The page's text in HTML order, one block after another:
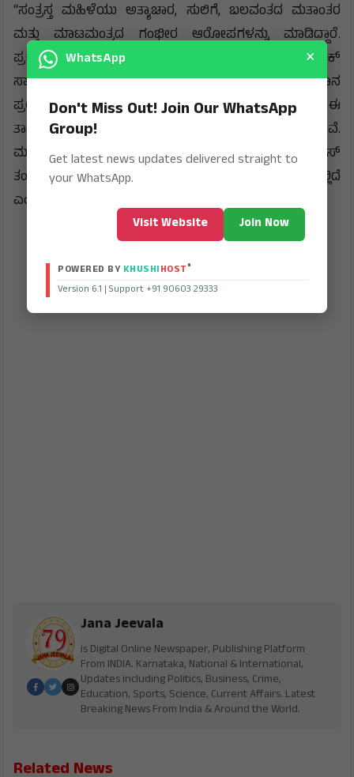
“ಸಂತ್ರಸ್ತ ಮಹಿಳೆಯು ಅತ್ಯಾಚಾರ, ಸುಲಿಗೆ, ಬಲವಂತದ ಮತಾಂತರ
ಮತ್ತು ಮಾಟಮಂತ್ರದ ಗಂಭೀರ ಆರೋಪಗಳನ್ನು ಮಾಡಿದ್ದಾರೆ.
ಪ್ರಕರಣಕ್ಕೆ ಸಂಬಂಧಿಸಿದಂತೆ ವಶಪಡಿಸಿಕೊಳ್ಳಲಾದ ಎಲೆಕ್ಟ್ರಾನಿಕ್
ಸಾಧನಗಳನ್ನು (ಮೊಬೈಲ್, ವಿಡಿಯೋ ಇತ್ಯಾದಿ) ವಿಧಿವಿಜ್ಞಾನ
ಪ್ರಯೋಗಾಲಯದ (Forensic) ವಿಶ್ಲೇಷಣೆಗೆ ಕಳುಹಿಸಲಾಗಿದೆ. ಈ
ತಾಂತ್ರಿಕ ಪುರಾವೆಗಳು ಪ್ರಕರಣದಲ್ಲಿ ಅತ್ಯಂತ ನಿರ್ಣಾಯಕವಾಗಲಿವೆ.
ಮತಾಂತರ ಪ್ರಕ್ರಿಯೆ ನಡೆಸಿದ ಮೌಲಾನಾ ಪತ್ತೆಗಾಗಿ ನಮ್ಮ ಪೊಲೀಸ್
ತಂಡ ನೆರೆರಾಜ್ಯಕ್ಕೆ ತೆರಳಿದೆ. ಪ್ರಕರಣದ ಸಮಗ್ರ ತನಿಖೆ ಪ್ರಗತಿಯಲ್ಲಿದೆ
ಎಂದು ಪೊಲೀಸ್‌ ಅಧಿಕಾರಿ ತಿಳಿಸಿದ್ದಾರೆ.
Jana Jeevala
is Digital Online Newspaper, Publishing Platform
From INDIA. Karnataka, National & International,
Updates including Politics, Business, Crime,
Education, Sports, Science, Current Affairs. Latest
Breaking News From India & Around the World.
Related News
WhatsApp ×
Don't Miss Out! Join Our WhatsApp
Group!
Get latest news updates delivered straight to
your WhatsApp.
Visit Website Join Now
POWERED BY KHUSHIHOST®
Version 6.1 | Support +91 90603 29333